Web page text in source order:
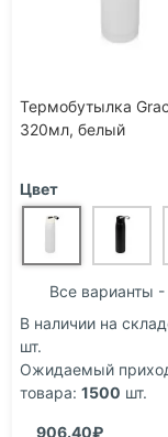
Термобутылка
320мл, белый
Цвет
Все варианты
В наличии на
шт.
Ожидаемый
товара: 1500 шт.
906.40₽